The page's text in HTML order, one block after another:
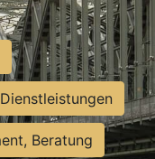
Beratung